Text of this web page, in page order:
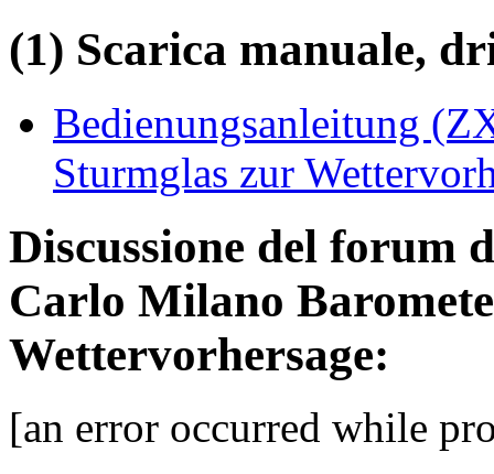
(1) Scarica manuale,
Bedienungsanleitung
Sturmglas zur
Discussione del forum
Carlo Milano
Wettervorhersage:
[an error occurred while